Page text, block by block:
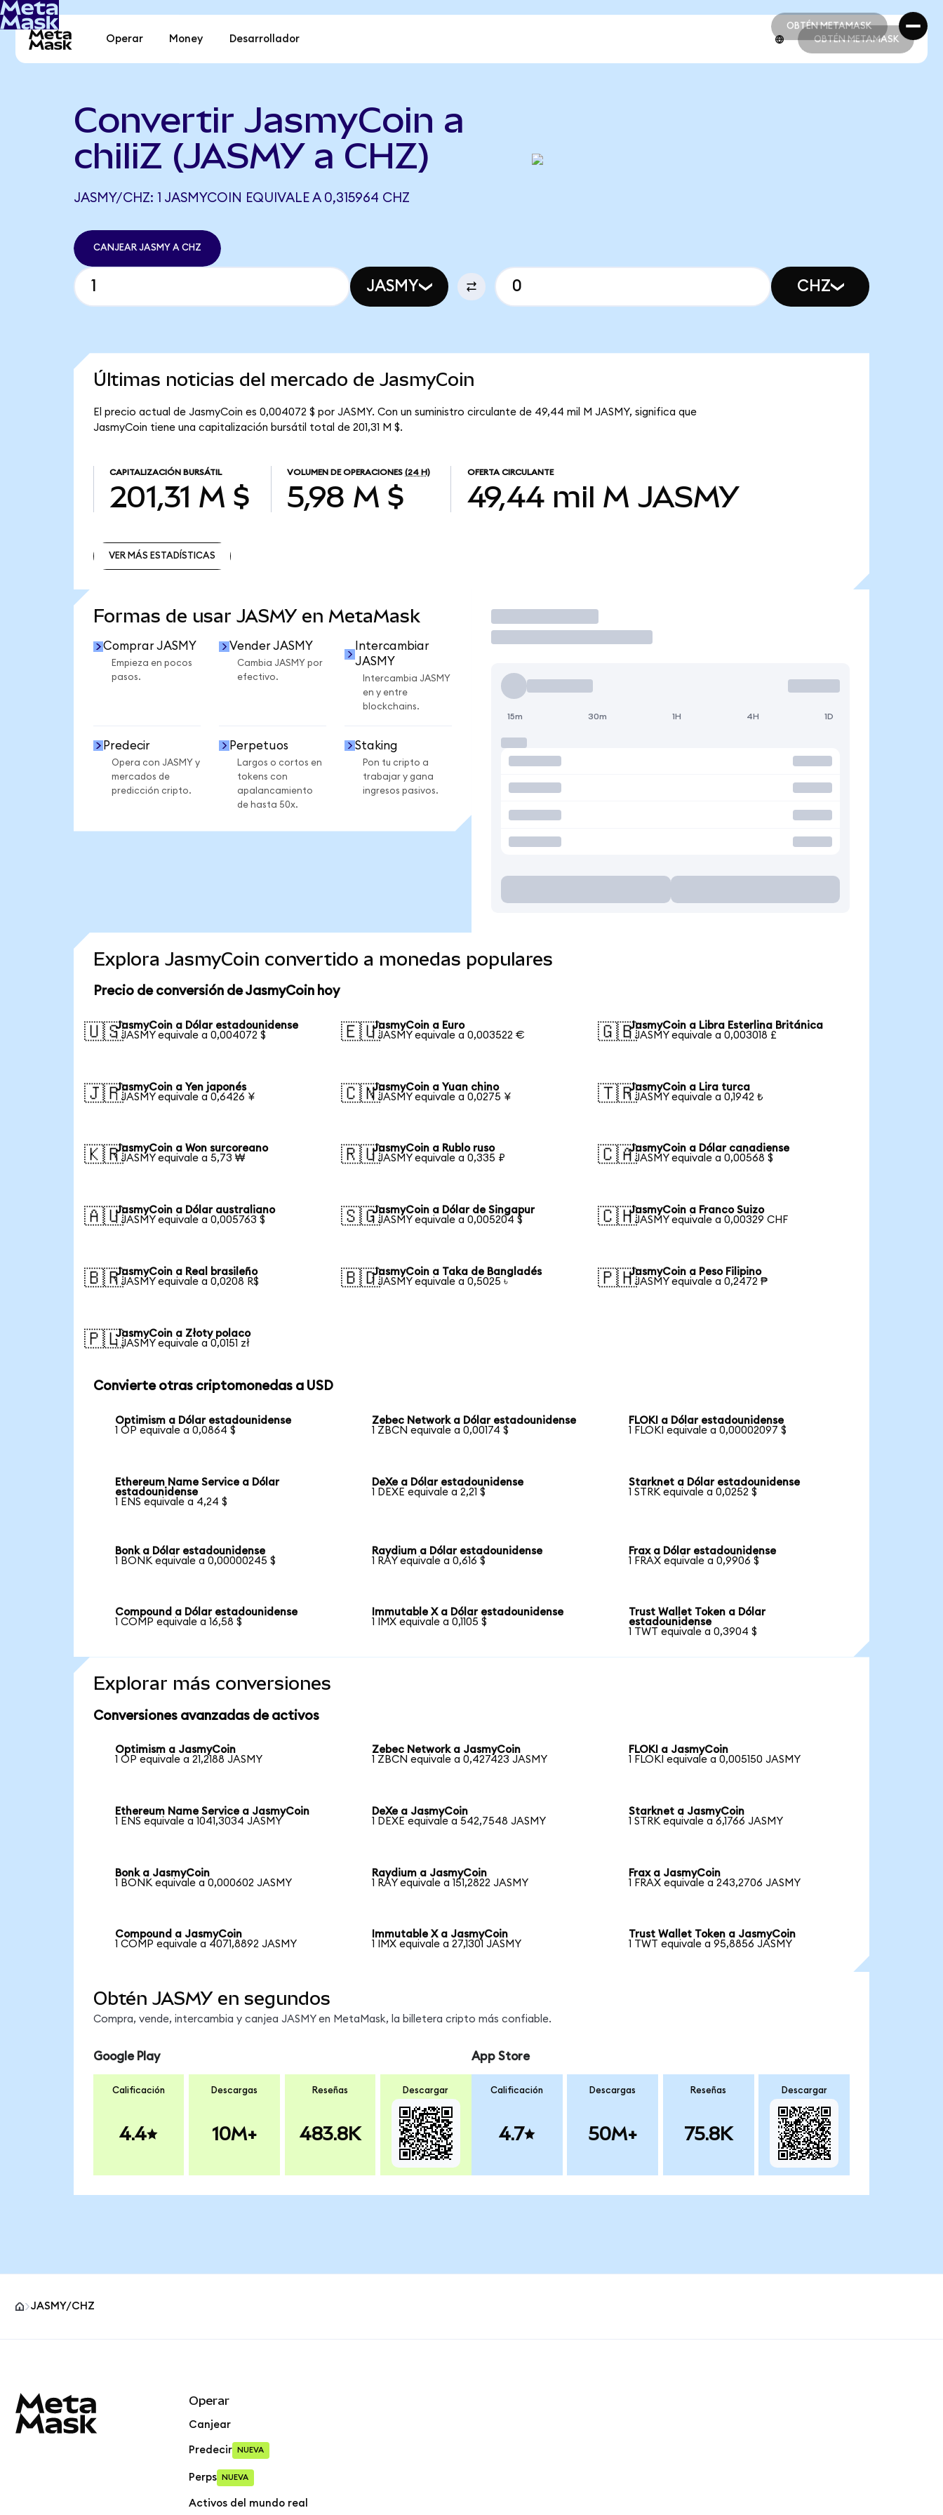
OBTÉN METAMASK
OBTÉN METAMASK
Operar Money Desarrollador OBTÉN METAMASK
Convertir JasmyCoin a
chiliZ (JASMY a CHZ)
JASMY/CHZ: 1 JASMYCOIN EQUIVALE A 0,315964 CHZ
CANJEAR JASMY A CHZ
JASMY CHZ
Últimas noticias del mercado de JasmyCoin
El precio actual de JasmyCoin es 0,004072 $ por JASMY. Con un suministro circulante de 49,44 mil M JASMY, significa que
JasmyCoin tiene una capitalización bursátil total de 201,31 M $.
CAPITALIZACIÓN BURSÁTIL
201,31 M $
VOLUMEN DE OPERACIONES (24 H)
5,98 M $
OFERTA CIRCULANTE
49,44 mil M JASMY
VER MÁS ESTADÍSTICAS
Formas de usar JASMY en MetaMask
Comprar JASMY
Empieza en pocos
pasos.
Vender JASMY
Cambia JASMY por
efectivo.
Intercambiar
JASMY
Intercambia JASMY
en y entre
blockchains.
Predecir
Opera con JASMY y
mercados de
predicción cripto.
Perpetuos
Largos o cortos en
tokens con
apalancamiento
de hasta 50x.
Staking
Pon tu cripto a
trabajar y gana
ingresos pasivos.
Operar
15m 30m 1H 4H 1D
Explora JasmyCoin convertido a monedas populares
Precio de conversión de JasmyCoin hoy
🇺🇸JasmyCoin a Dólar estadounidense
1 JASMY equivale a 0,004072 $
🇪🇺JasmyCoin a Euro
1 JASMY equivale a 0,003522 €
🇬🇧JasmyCoin a Libra Esterlina Británica
1 JASMY equivale a 0,003018 £
🇯🇵JasmyCoin a Yen japonés
1 JASMY equivale a 0,6426 ¥
🇨🇳JasmyCoin a Yuan chino
1 JASMY equivale a 0,0275 ¥
🇹🇷JasmyCoin a Lira turca
1 JASMY equivale a 0,1942 ₺
🇰🇷JasmyCoin a Won surcoreano
1 JASMY equivale a 5,73 ₩
🇷🇺JasmyCoin a Rublo ruso
1 JASMY equivale a 0,335 ₽
🇨🇦JasmyCoin a Dólar canadiense
1 JASMY equivale a 0,00568 $
🇦🇺JasmyCoin a Dólar australiano
1 JASMY equivale a 0,005763 $
🇸🇬JasmyCoin a Dólar de Singapur
1 JASMY equivale a 0,005204 $
🇨🇭JasmyCoin a Franco Suizo
1 JASMY equivale a 0,00329 CHF
🇧🇷JasmyCoin a Real brasileño
1 JASMY equivale a 0,0208 R$
🇧🇩JasmyCoin a Taka de Bangladés
1 JASMY equivale a 0,5025 ৳
🇵🇭JasmyCoin a Peso Filipino
1 JASMY equivale a 0,2472 ₱
🇵🇱JasmyCoin a Złoty polaco
1 JASMY equivale a 0,0151 zł
Convierte otras criptomonedas a USD
Optimism a Dólar estadounidense
1 OP equivale a 0,0864 $
Zebec Network a Dólar estadounidense
1 ZBCN equivale a 0,00174 $
FLOKI a Dólar estadounidense
1 FLOKI equivale a 0,00002097 $
Ethereum Name Service a Dólar
estadounidense
1 ENS equivale a 4,24 $
DeXe a Dólar estadounidense
1 DEXE equivale a 2,21 $
Starknet a Dólar estadounidense
1 STRK equivale a 0,0252 $
Bonk a Dólar estadounidense
1 BONK equivale a 0,00000245 $
Raydium a Dólar estadounidense
1 RAY equivale a 0,616 $
Frax a Dólar estadounidense
1 FRAX equivale a 0,9906 $
Compound a Dólar estadounidense
1 COMP equivale a 16,58 $
Immutable X a Dólar estadounidense
1 IMX equivale a 0,1105 $
Trust Wallet Token a Dólar
estadounidense
1 TWT equivale a 0,3904 $
Explorar más conversiones
Conversiones avanzadas de activos
Optimism a JasmyCoin
1 OP equivale a 21,2188 JASMY
Zebec Network a JasmyCoin
1 ZBCN equivale a 0,427423 JASMY
FLOKI a JasmyCoin
1 FLOKI equivale a 0,005150 JASMY
Ethereum Name Service a JasmyCoin
1 ENS equivale a 1041,3034 JASMY
DeXe a JasmyCoin
1 DEXE equivale a 542,7548 JASMY
Starknet a JasmyCoin
1 STRK equivale a 6,1766 JASMY
Bonk a JasmyCoin
1 BONK equivale a 0,000602 JASMY
Raydium a JasmyCoin
1 RAY equivale a 151,2822 JASMY
Frax a JasmyCoin
1 FRAX equivale a 243,2706 JASMY
Compound a JasmyCoin
1 COMP equivale a 4071,8892 JASMY
Immutable X a JasmyCoin
1 IMX equivale a 27,1301 JASMY
Trust Wallet Token a JasmyCoin
1 TWT equivale a 95,8856 JASMY
Obtén JASMY en segundos
Compra, vende, intercambia y canjea JASMY en MetaMask, la billetera cripto más confiable.
Google Play
Calificación
4.4
Descargas
10M+
Reseñas
483.8K
Descargar
App Store
Calificación
4.7
Descargas
50M+
Reseñas
75.8K
Descargar
JASMY/CHZ
Operar
Canjear
Predecir NUEVA
Perps NUEVA
Activos del mundo real